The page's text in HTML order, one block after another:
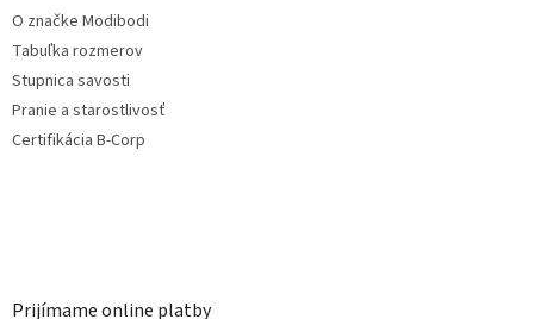
O značke Modibodi
Tabuľka rozmerov
Stupnica savosti
Pranie a starostlivosť
Certifikácia B-Corp
Prijímame online platby